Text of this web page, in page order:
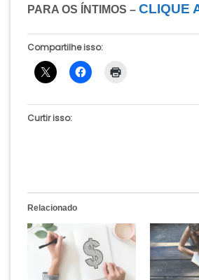
PARA OS ÍNTIMOS – CLIQUE
Compartilhe isso:
Curtir isso:
Relacionado